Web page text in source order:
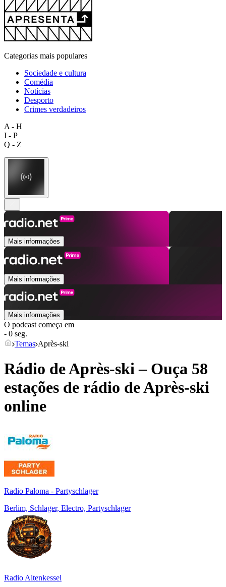
Categorias mais populares
Sociedade e cultura
Comédia
Notícias
Desporto
Crimes verdadeiros
A - H
I - P
Q - Z
Mais informações
Mais informações
Mais informações
O podcast começa em
- 0 seg.
Temas Après-ski
Rádio de Après-ski – Ouça 58
estações de rádio deAprès-ski
online
Radio Paloma - Partyschlager
Berlim, Schlager, Electro, Partyschlager
Radio Altenkessel